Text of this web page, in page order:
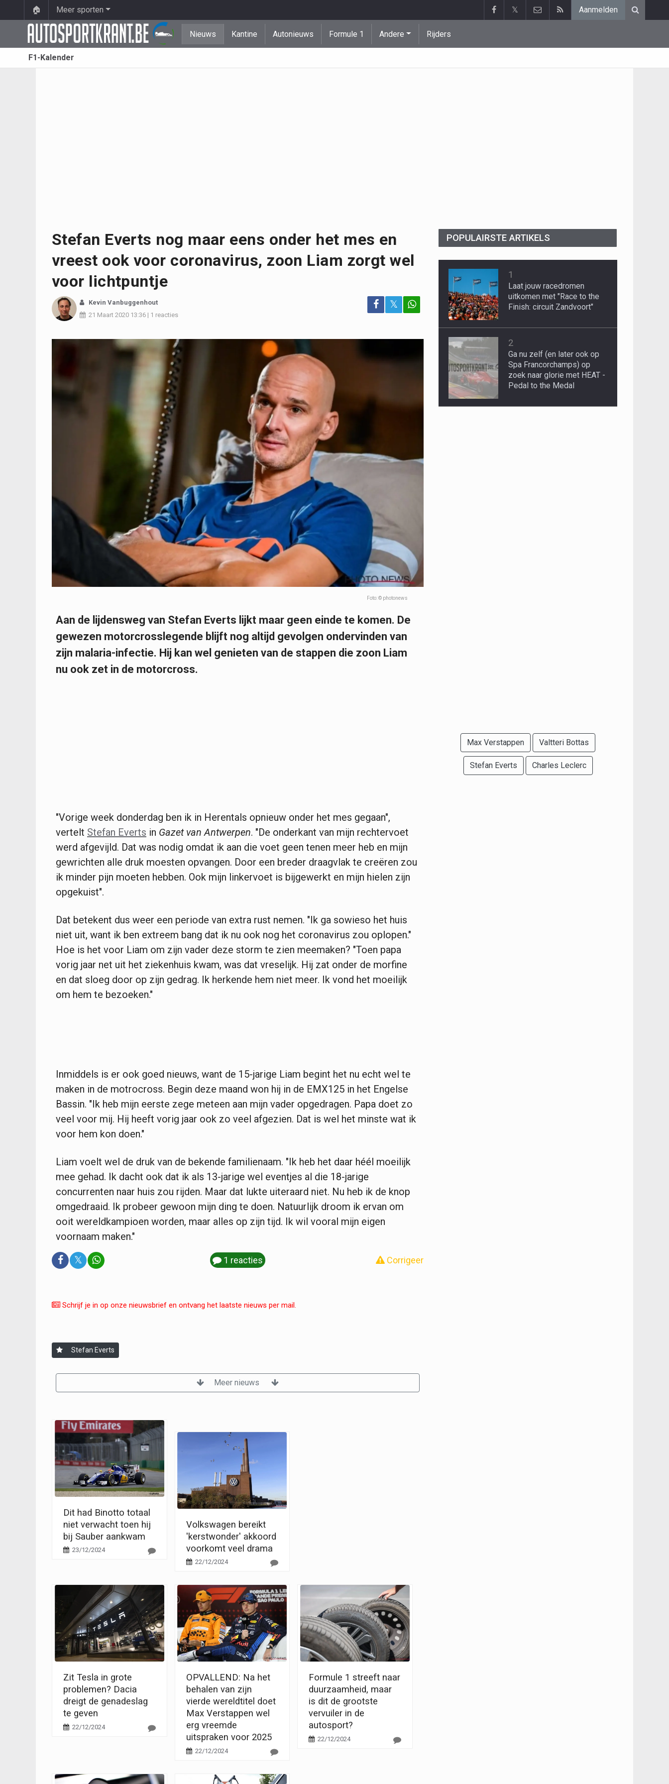
🏠 Meer sporten 𝕏 Aanmelden
Nieuws Kantine Autonieuws Formule 1 Andere Rijders
F1-Kalender
Stefan Everts nog maar eens onder het mes en
vreest ook voor coronavirus, zoon Liam zorgt wel
voor lichtpuntje
Kevin Vanbuggenhout
21 Maart 2020 13:36 | 1 reacties
𝕏
Foto: © photonews
Aan de lijdensweg van Stefan Everts lijkt maar geen einde te komen. De
gewezen motorcrosslegende blijft nog altijd gevolgen ondervinden van
zijn malaria-infectie. Hij kan wel genieten van de stappen die zoon Liam
nu ook zet in de motorcross.
"Vorige week donderdag ben ik in Herentals opnieuw ­onder het mes gegaan",
vertelt Stefan Everts in Gazet van Antwerpen. "De onderkant van mijn rechtervoet
werd afgevijld. Dat was nodig omdat ik aan die voet geen tenen meer heb en mijn
gewrichten alle druk moesten opvangen. Door een ­breder draagvlak te creëren zou
ik minder pijn moeten hebben. Ook mijn linkervoet is bijgewerkt en mijn hielen zijn
op­gekuist".
Dat betekent dus weer een periode van extra rust nemen. "Ik ga sowieso het huis
niet uit, want ik ben extreem bang dat ik nu ook nog het coronavirus zou oplopen."
Hoe is het voor Liam om zijn vader deze storm te zien meemaken? "Toen papa
vorig jaar net uit het ziekenhuis kwam, was dat ­vreselijk. Hij zat onder de morfine
en dat sloeg door op zijn gedrag. Ik herkende hem niet meer. Ik vond het moeilijk
om hem te ­bezoeken."
Inmiddels is er ook goed nieuws, want de 15-jarige Liam begint het nu echt wel te
maken in de motrocross. Begin deze maand won hij in de EMX125 in het Engelse
Bassin. "Ik heb mijn eerste zege meteen aan mijn vader op­gedragen. Papa doet zo
veel voor mij. Hij heeft vorig jaar ook zo veel afgezien. Dat is wel het ­minste wat ik
voor hem kon doen."
Liam voelt wel de druk van de bekende familienaam. "Ik heb het daar héél moeilijk
mee gehad. Ik dacht ook dat ik als 13-jarige wel eventjes al die ­18-jarige
concurrenten naar huis zou rijden. Maar dat lukte ­uiteraard niet. Nu heb ik de knop
omgedraaid. Ik probeer gewoon mijn ding te doen. Natuurlijk droom ik ervan om
ooit wereldkampioen worden, maar alles op zijn tijd. Ik wil vooral mijn eigen
voornaam maken."
𝕏 1 reacties Corrigeer
Schrijf je in op onze nieuwsbrief en ontvang het laatste nieuws per mail.
Stefan Everts
Meer nieuws
Dit had Binotto totaal
niet verwacht toen hij
bij Sauber aankwam
23/12/2024
Volkswagen bereikt
'kerstwonder' akkoord
voorkomt veel drama
22/12/2024
Zit Tesla in grote
problemen? Dacia
dreigt de genadeslag
te geven
22/12/2024
OPVALLEND: Na het
behalen van zijn
vierde wereldtitel doet
Max Verstappen wel
erg vreemde
uitspraken voor 2025
22/12/2024
Formule 1 streeft naar
duurzaamheid, maar
is dit de grootste
vervuiler in de
autosport?
22/12/2024
POPULAIRSTE ARTIKELS
1
Laat jouw racedromen
uitkomen met "Race to the
Finish: circuit Zandvoort"
2
Ga nu zelf (en later ook op
Spa Francorchamps) op
zoek naar glorie met HEAT -
Pedal to the Medal
Max Verstappen Valtteri Bottas
Stefan Everts Charles Leclerc